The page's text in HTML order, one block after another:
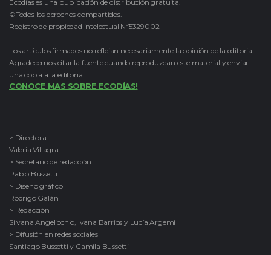
Ecodías es una publicación de distribución gratuita.
©Todos los derechos compartidos.
Registro de propiedad intelectual Nº5329002
Los artículos firmados no reflejan necesariamente la opinión de la editorial.
Agradecemos citar la fuente cuando reproduzcan este material y enviar
una copia a la editorial.
CONOCE MAS SOBRE ECODÍAS!
> Directora
Valeria Villagra
> Secretario de redacción
Pablo Bussetti
> Diseño gráfico
Rodrigo Galán
> Redacción
Silvana Angelicchio, Ivana Barrios y Lucía Argemi
> Difusión en redes sociales
Santiago Bussetti y Camila Bussetti